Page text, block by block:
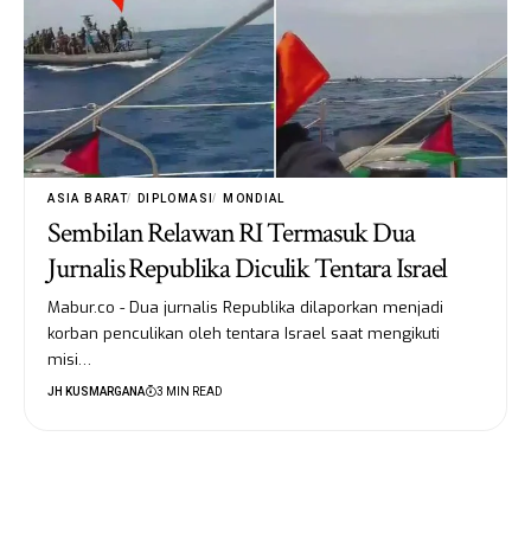
ASIA BARAT DIPLOMASI MONDIAL
Sembilan Relawan RI Termasuk Dua
Jurnalis Republika Diculik Tentara Israel
Mabur.co - Dua jurnalis Republika dilaporkan menjadi
korban penculikan oleh tentara Israel saat mengikuti
misi…
JH KUSMARGANA 3 MIN READ